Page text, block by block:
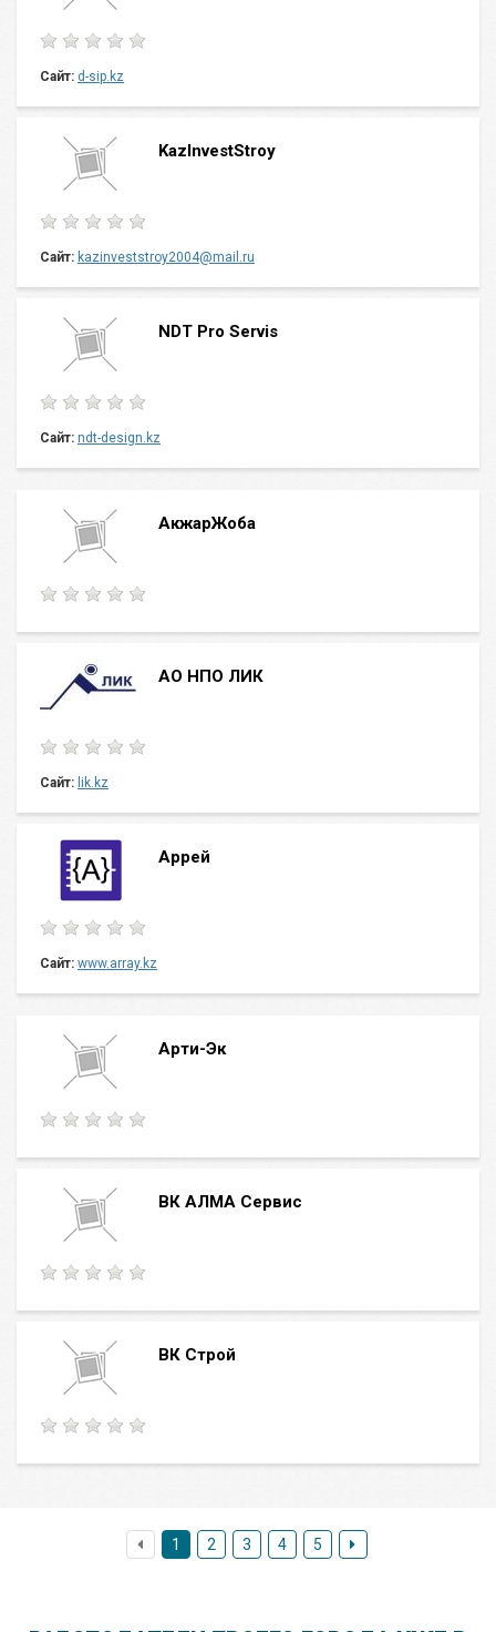
Сайт: d-sip.kz
KazInvestStroy
Сайт: kazinveststroy2004@mail.ru
NDT Pro Servis
Сайт: ndt-design.kz
АкжарЖоба
АО НПО ЛИК
Сайт: lik.kz
Аррей
Сайт: www.array.kz
Арти-Эк
ВК АЛМА Сервис
ВК Строй
1 2 3 4 5